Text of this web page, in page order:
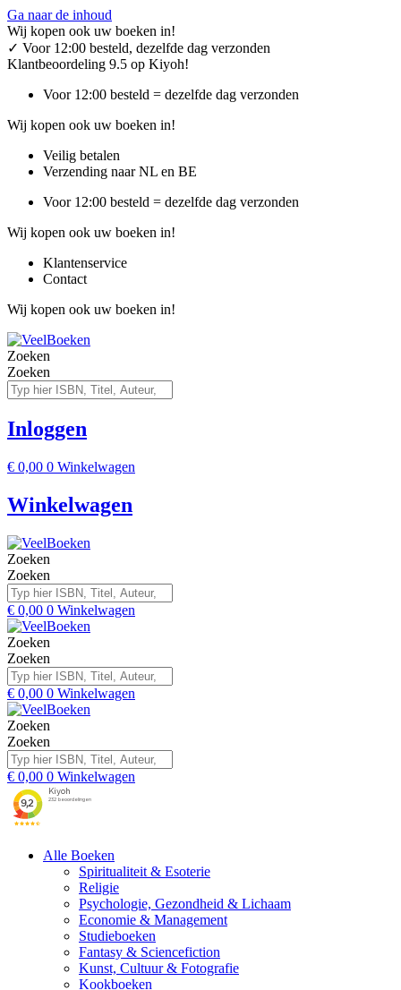
Ga naar de inhoud
Wij kopen ook uw boeken in!
✓ Voor 12:00 besteld, dezelfde dag verzonden
Klantbeoordeling 9.5 op Kiyoh!
Voor 12:00 besteld = dezelfde dag verzonden
Wij kopen ook uw boeken in!
Veilig betalen
Verzending naar NL en BE
Voor 12:00 besteld = dezelfde dag verzonden
Wij kopen ook uw boeken in!
Klantenservice
Contact
Wij kopen ook uw boeken in!
Zoeken
Zoeken
Inloggen
€ 0,00 0 Winkelwagen
Winkelwagen
Zoeken
Zoeken
€ 0,00 0 Winkelwagen
Zoeken
Zoeken
€ 0,00 0 Winkelwagen
Zoeken
Zoeken
€ 0,00 0 Winkelwagen
Alle Boeken
Spiritualiteit & Esoterie
Religie
Psychologie, Gezondheid & Lichaam
Economie & Management
Studieboeken
Fantasy & Sciencefiction
Kunst, Cultuur & Fotografie
Kookboeken